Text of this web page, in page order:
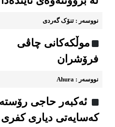
نووسه‌ر : تنۆک گەردی
موڵکەکانی چاڤی
فرۆشران
نووسه‌ر : Ahura
ئەکبەر حاجی
کەسایەتی دیاری کفری